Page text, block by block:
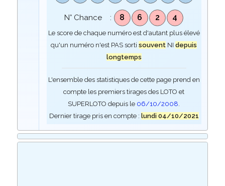
N° Chance : 8 6 2 4
Le score de chaque numéro est d'autant plus élevé
qu'un numéro n'est PAS sortisouvent NIdepuis
longtemps
L'ensemble des statistiques de cette page prend en
compte les premiers tirages des LOTO et
SUPERLOTO depuis le 06/10/2008.
Dernier tirage pris en compte : lundi 04/10/2021